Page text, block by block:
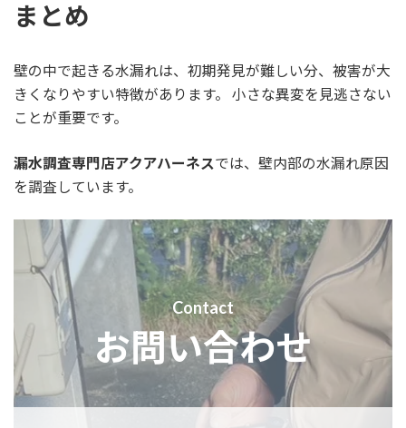
まとめ
壁の中で起きる水漏れは、初期発見が難しい分、被害が大
きくなりやすい特徴があります。 小さな異変を見逃さない
ことが重要です。
漏水調査専門店アクアハーネス では、壁内部の水漏れ原因
を調査しています。
Contact
お問い合わせ